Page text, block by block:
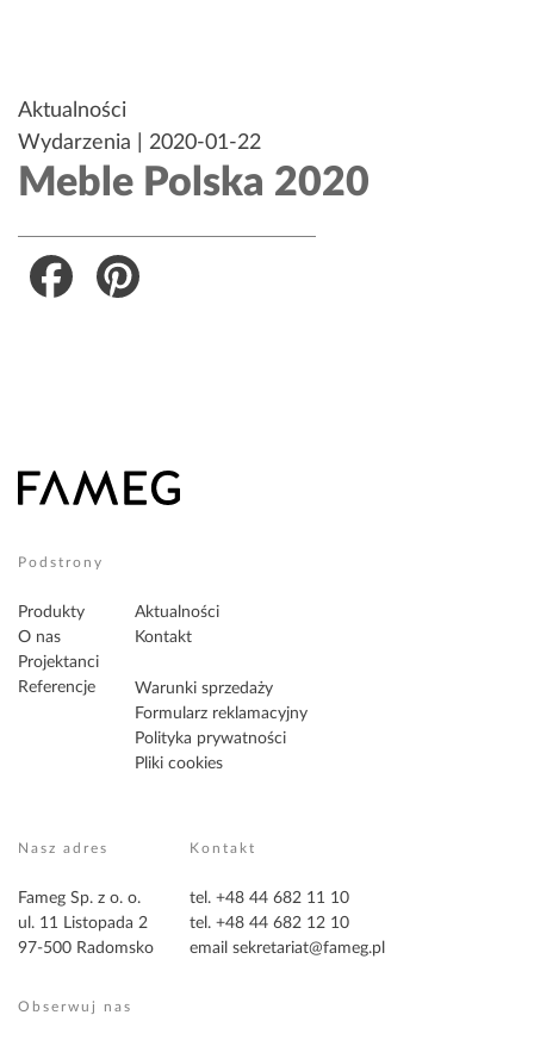
Aktualności
Wydarzenia
w
2020-01-22
Meble Polska 2020
Facebook
Podstrony
Produkty
O nas
Projektanci
Referencje
Aktualności
Kontakt
Warunki sprzedaży
Formularz reklamacyjny
Polityka prywatności
Pliki cookies
Nasz adres
Fameg Sp. z o. o.
ul. 11 Listopada 2
97-500 Radomsko
Kontakt
tel. +48 44 682 11 10
tel. +48 44 682 12 10
email sekretariat@fameg.pl
Obserwuj nas